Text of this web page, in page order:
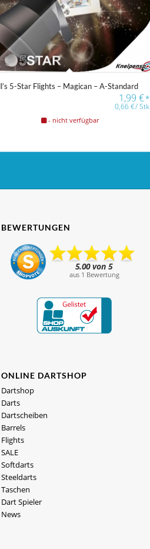
5-Star Flights – Magican – A-Standard
1,99€*
0,66€/Stk
- nicht verfügbar
BEWERTUNGEN
ONLINE DARTSHOP
Dartshop
Darts
Dartscheiben
Barrels
Flights
SALE
Softdarts
Steeldarts
Taschen
Dart Spieler
News